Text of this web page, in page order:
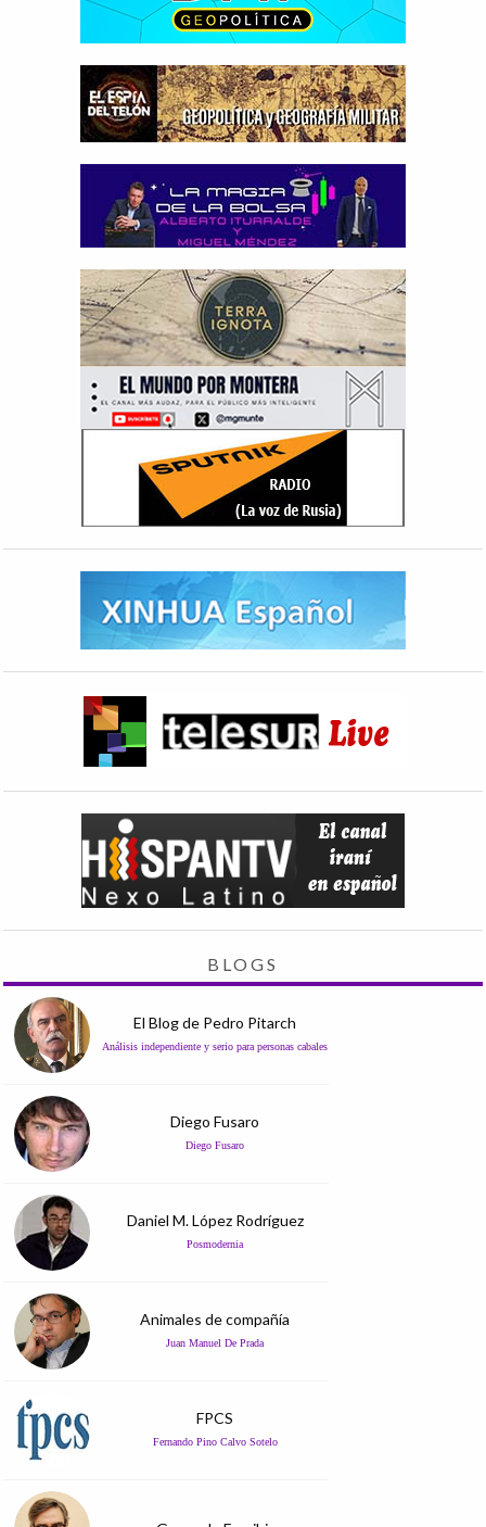
BLOGS
El Blog de Pedro Pitarch
Análisis independiente y serio para personas cabales
Diego Fusaro
Diego Fusaro
Daniel M. López Rodríguez
Posmodernia
Animales de compañía
Juan Manuel De Prada
FPCS
Fernando Pino Calvo Sotelo